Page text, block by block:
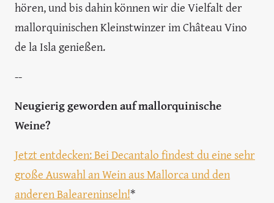
hören, und bis dahin können wir die Vielfalt der
mallorquinischen Kleinstwinzer im Château Vino
de la Isla genießen.
--
Neugierig geworden auf mallorquinische
Weine?
Jetzt entdecken: Bei Decantalo findest du eine sehr
große Auswahl an Wein aus Mallorca und den
anderen Baleareninseln!*